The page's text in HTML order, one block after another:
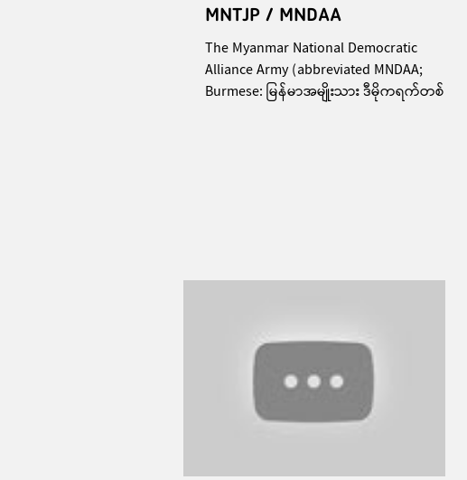
MNTJP / MNDAA
The Myanmar National Democratic
Alliance Army (abbreviated MNDAA;
Burmese: မြန်မာအမျိုးသား ဒီမိုကရက်တစ်